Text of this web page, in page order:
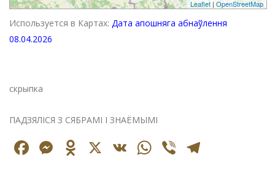
Leaflet | OpenStreetMap
Используется в Картах: Дата апошняга абнаўлення
08.04.2026
скрыпка
ПАДЗЯЛІСЯ З СЯБРАМІ І ЗНАЁМЫМІ
Facebook
Messenger
Odnoklassniki
X VK WhatsApp
Viber